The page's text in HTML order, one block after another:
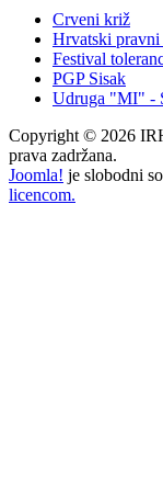
Crveni križ
Hrvatski pravni
Festival
PGP Sisak
Udruga "MI" -
Copyright © 2026
prava zadržana.
Joomla! je slobodni
licencom.